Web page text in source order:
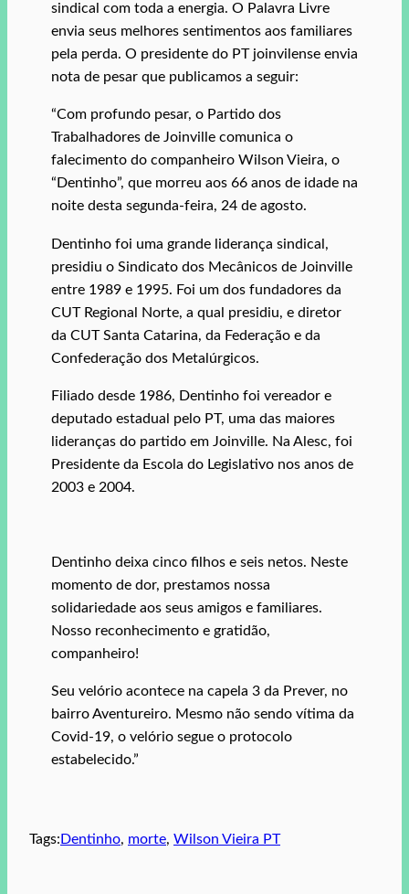
sindical com toda a energia. O Palavra Livre
envia seus melhores sentimentos aos familiares
pela perda. O presidente do PT joinvilense envia
nota de pesar que publicamos a seguir:
“Com profundo pesar, o Partido dos
Trabalhadores de Joinville comunica o
falecimento do companheiro Wilson Vieira, o
“Dentinho”, que morreu aos 66 anos de idade na
noite desta segunda-feira, 24 de agosto.
Dentinho foi uma grande liderança sindical,
presidiu o Sindicato dos Mecânicos de Joinville
entre 1989 e 1995. Foi um dos fundadores da
CUT Regional Norte, a qual presidiu, e diretor
da CUT Santa Catarina, da Federação e da
Confederação dos Metalúrgicos.
Filiado desde 1986, Dentinho foi vereador e
deputado estadual pelo PT, uma das maiores
lideranças do partido em Joinville. Na Alesc, foi
Presidente da Escola do Legislativo nos anos de
2003 e 2004.
Dentinho deixa cinco filhos e seis netos. Neste
momento de dor, prestamos nossa
solidariedade aos seus amigos e familiares.
Nosso reconhecimento e gratidão,
companheiro!
Seu velório acontece na capela 3 da Prever, no
bairro Aventureiro. Mesmo não sendo vítima da
Covid-19, o velório segue o protocolo
estabelecido.”
Tags: Dentinho, morte, Wilson Vieira PT